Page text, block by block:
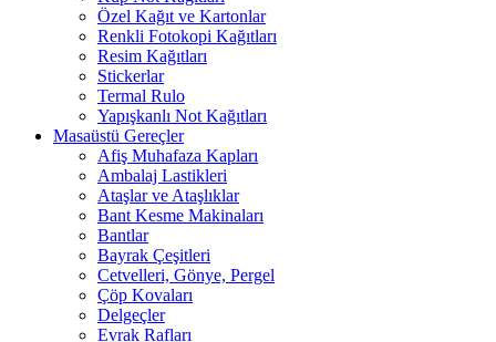
Özel Kağıt ve Kartonlar
Renkli Fotokopi Kağıtları
Resim Kağıtları
Stickerlar
Termal Rulo
Yapışkanlı Not Kağıtları
Masaüstü Gereçler
Afiş Muhafaza Kapları
Ambalaj Lastikleri
Ataşlar ve Ataşlıklar
Bant Kesme Makinaları
Bantlar
Bayrak Çeşitleri
Cetvelleri, Gönye, Pergel
Çöp Kovaları
Delgeçler
Evrak Rafları